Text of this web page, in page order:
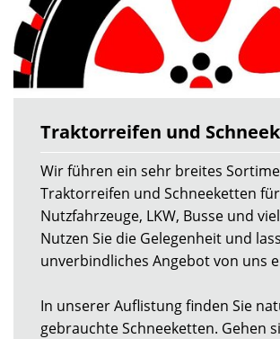
Traktorreifen und
Wir führen ein sehr breites
Traktorreifen und Schneeketten
Nutzfahrzeuge, LKW, Busse und
Nutzen Sie die Gelegenheit und
unverbindliches Angebot von uns
In unserer Auflistung finden Sie
gebrauchte Schneeketten. Gehen